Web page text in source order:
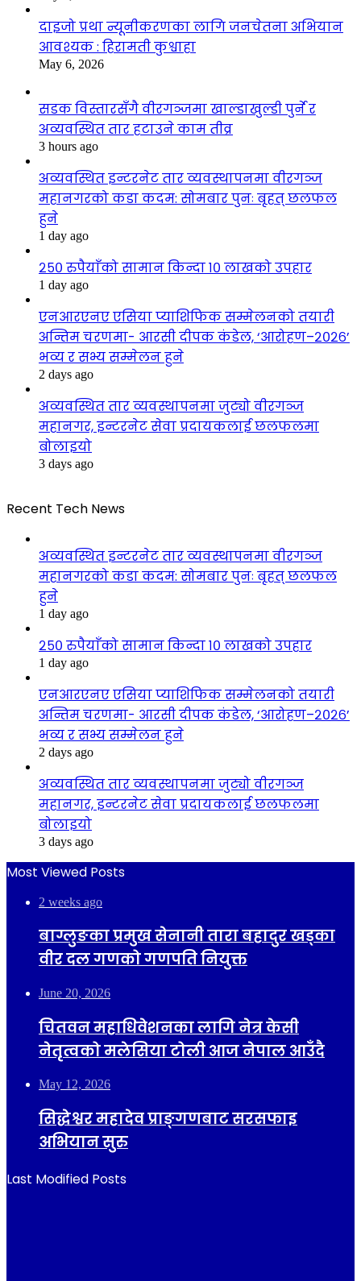
दाइजो प्रथा न्यूनीकरणका लागि जनचेतना अभियान
आवश्यक : हिरामती कुश्वाहा
May 6, 2026
सडक विस्तारसँगै वीरगञ्जमा खाल्डाखुल्डी पुर्ने र
अव्यवस्थित तार हटाउने काम तीव्र
3 hours ago
अव्यवस्थित इन्टरनेट तार व्यवस्थापनमा वीरगञ्ज
महानगरको कडा कदम: सोमबार पुनः बृहत् छलफल
हुने
1 day ago
२५० रुपैयाँको सामान किन्दा १० लाखको उपहार
1 day ago
एनआरएनए एसिया प्याशिफिक सम्मेलनको तयारी
अन्तिम चरणमा- आरसी दीपक कंडेल, ‘आरोहण–२०२६’
भव्य र सभ्य सम्मेलन हुने
2 days ago
अव्यवस्थित तार व्यवस्थापनमा जुट्यो वीरगञ्ज
महानगर, इन्टरनेट सेवा प्रदायकलाई छलफलमा
बोलाइयो
3 days ago
Recent Tech News
अव्यवस्थित इन्टरनेट तार व्यवस्थापनमा वीरगञ्ज
महानगरको कडा कदम: सोमबार पुनः बृहत् छलफल
हुने
1 day ago
२५० रुपैयाँको सामान किन्दा १० लाखको उपहार
1 day ago
एनआरएनए एसिया प्याशिफिक सम्मेलनको तयारी
अन्तिम चरणमा- आरसी दीपक कंडेल, ‘आरोहण–२०२६’
भव्य र सभ्य सम्मेलन हुने
2 days ago
अव्यवस्थित तार व्यवस्थापनमा जुट्यो वीरगञ्ज
महानगर, इन्टरनेट सेवा प्रदायकलाई छलफलमा
बोलाइयो
3 days ago
Most Viewed Posts
2 weeks ago
बाग्लुङका प्रमुख सेनानी तारा बहादुर खड्का
वीर दल गणको गणपति नियुक्त
June 20, 2026
चितवन महाधिवेशनका लागि नेत्र केसी
नेतृत्वको मलेसिया टोली आज नेपाल आउँदै
May 12, 2026
सिद्धेश्वर महादेव प्राङ्गणबाट सरसफाइ
अभियान सुरु
Last Modified Posts